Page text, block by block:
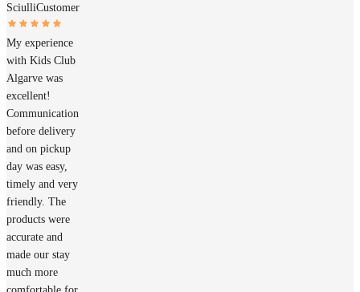
SciulliCustomer
My experience
with Kids Club
Algarve was
excellent!
Communication
before delivery
and on pickup
day was easy,
timely and very
friendly. The
products were
accurate and
made our stay
much more